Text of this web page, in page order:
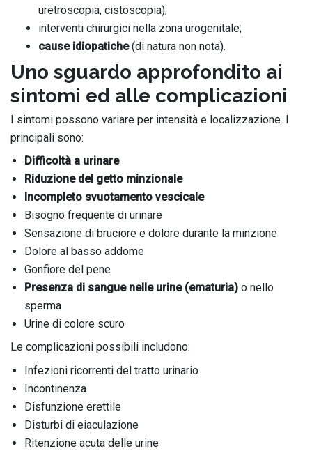
uretroscopia, cistoscopia);
interventi chirurgici nella zona urogenitale;
cause idiopatiche(di natura non nota).
Uno sguardo approfondito ai
sintomi ed alle complicazioni
I sintomi possono variare per intensità e localizzazione. I
principali sono:
Difficoltà a urinare
Riduzione del getto minzionale
Incompleto svuotamento vescicale
Bisogno frequente di urinare
Sensazione di bruciore e dolore durante la minzione
Dolore al basso addome
Gonfiore del pene
Presenza di sangue nelle urine (ematuria) o nello
sperma
Urine di colore scuro
Le complicazioni possibili includono:
Infezioni ricorrenti del tratto urinario
Incontinenza
Disfunzione erettile
Disturbi di eiaculazione
Ritenzione acuta delle urine